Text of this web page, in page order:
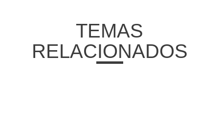
TEMAS
RELACIONADOS